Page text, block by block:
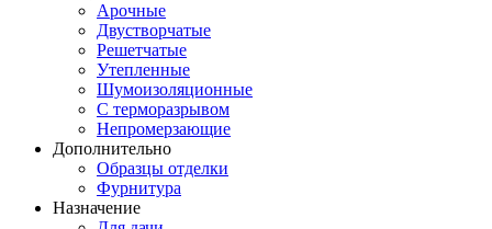
Арочные
Двустворчатые
Решетчатые
Утепленные
Шумоизоляционные
С терморазрывом
Непромерзающие
Дополнительно
Образцы отделки
Фурнитура
Назначение